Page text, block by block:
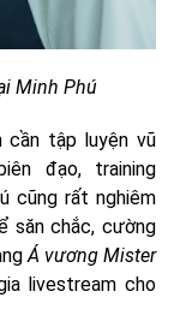
Minh Phú
cần tập luyện vũ
đạo, training
cũng rất nghiêm
săn chắc, cường
Á vương Mister
livestream cho